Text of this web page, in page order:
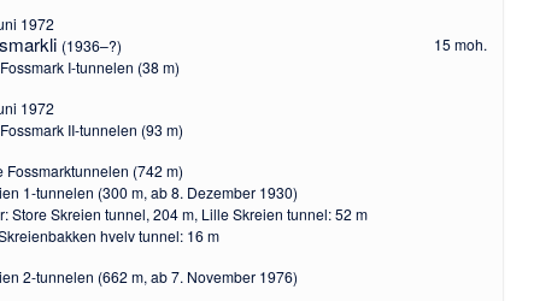
1972
(1936–?)
15 moh.
I-tunnelen (38 m)
1972
II-tunnelen (93 m)
Fossmarktunnelen (742 m)
1-tunnelen (300 m, ab 8. Dezember 1930)
Store Skreien tunnel, 204 m, Lille Skreien tunnel: 52 m
hvelv tunnel: 16 m
2-tunnelen (662 m, ab 7. November 1976)